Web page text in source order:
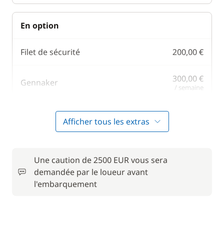
En option
Filet de sécurité 200,00 €
Gennaker 300,00 €
/ semaine
Rachat de Franchise
Afficher tous les extras
Une caution de 2500 EUR vous sera
demandée par le loueur avant
l'embarquement